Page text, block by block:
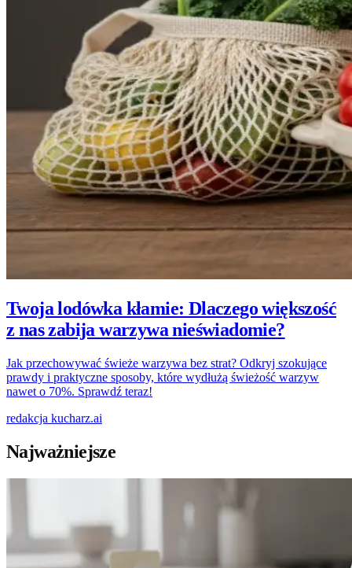
Twoja lodówka kłamie: Dlaczego większość
z nas zabija warzywa nieświadomie?
Jak przechowywać świeże warzywa bez strat? Odkryj szokujące
prawdy i praktyczne sposoby, które wydłużą świeżość warzyw
nawet o 70%. Sprawdź teraz!
redakcja kucharz.ai
Najważniejsze